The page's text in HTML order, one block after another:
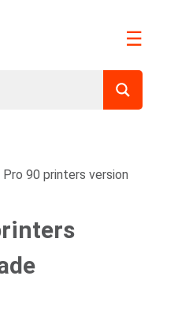
☰
Pro 90 printers version